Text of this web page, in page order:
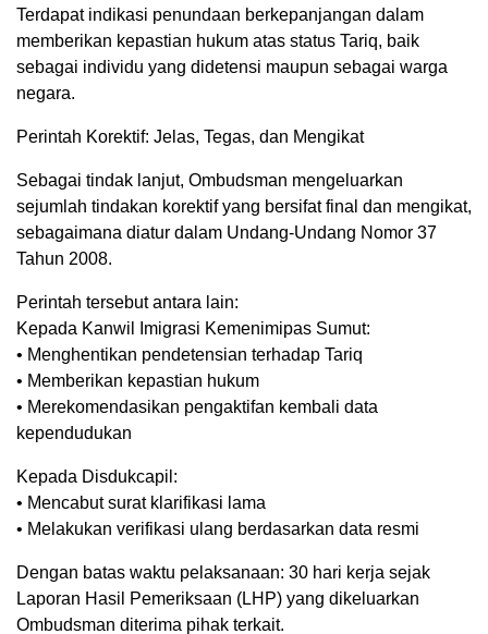
Terdapat indikasi penundaan berkepanjangan dalam
memberikan kepastian hukum atas status Tariq, baik
sebagai individu yang didetensi maupun sebagai warga
negara.
Perintah Korektif: Jelas, Tegas, dan Mengikat
Sebagai tindak lanjut, Ombudsman mengeluarkan
sejumlah tindakan korektif yang bersifat final dan mengikat,
sebagaimana diatur dalam Undang-Undang Nomor 37
Tahun 2008.
Perintah tersebut antara lain:
Kepada Kanwil Imigrasi Kemenimipas Sumut:
• Menghentikan pendetensian terhadap Tariq
• Memberikan kepastian hukum
• Merekomendasikan pengaktifan kembali data
kependudukan
Kepada Disdukcapil:
• Mencabut surat klarifikasi lama
• Melakukan verifikasi ulang berdasarkan data resmi
Dengan batas waktu pelaksanaan: 30 hari kerja sejak
Laporan Hasil Pemeriksaan (LHP) yang dikeluarkan
Ombudsman diterima pihak terkait.